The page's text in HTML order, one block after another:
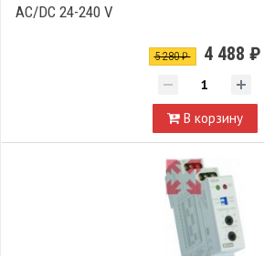
AC/DC 24-240 V
5 280 ₽ 4 488 ₽
В корзину